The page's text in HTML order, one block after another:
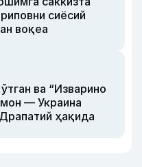
сиёсий
воқеа
ва “Изварино
— Украина
ҳақида